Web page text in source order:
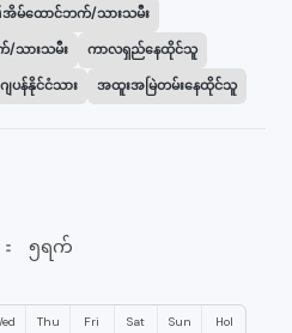
အိမ်ထောင်ဘက်/သားသမီး
သားသမီး ကာလရှည်နေထိုင်သူ
ဂျပန်နိုင်ငံသား အထူးအမြဲတမ်းနေထိုင်သူ
၅ရက်
Thu Fri Sat Sun Hol